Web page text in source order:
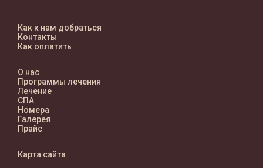
Как к нам добраться
Контакты
Как оплатить
О нас
Программы лечения
Лечение
СПА
Номера
Галерея
Прайс
Карта сайта